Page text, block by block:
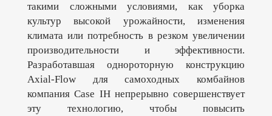
такими сложными условиями, как уборка
культур высокой урожайности, изменения
климата или потребность в резком увеличении
производительности и эффективности.
Разработавшая однороторную конструкцию
Axial-Flow для самоходных комбайнов
компания Case IH непрерывно совершенствует
эту технологию, чтобы повысить